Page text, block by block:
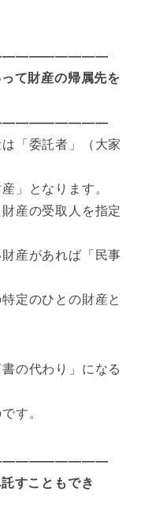
て財産の帰属先を
「委託者」（大家
」となります。
産の受取人を指定
産があれば「民事
定のひとの財産と
の代わり」になる
す。
すこともでき